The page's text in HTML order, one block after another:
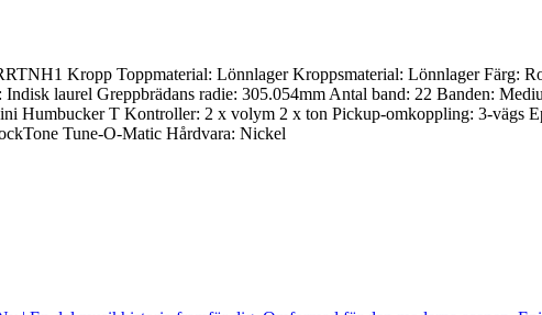
Kropp Toppmaterial: Lönnlager Kroppsmaterial: Lönnlager Färg:
laurel Greppbrädans radie: 305.054mm Antal band: 22 Banden:
Humbucker T Kontroller: 2 x volym 2 x ton Pickup-omkoppling: 3-vägs
Tune-O-Matic Hårdvara: Nickel